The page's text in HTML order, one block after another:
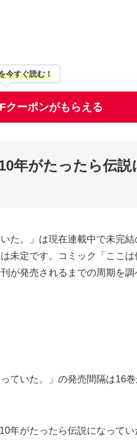
今すぐ読む！
クーポンがもらえる
年がたったら伝
た。」は現在連載中で未完
未定です。コミック「ここ
が発売されるまでの周期を調
ていた。」の発売間隔は16
年がたったら伝説になって